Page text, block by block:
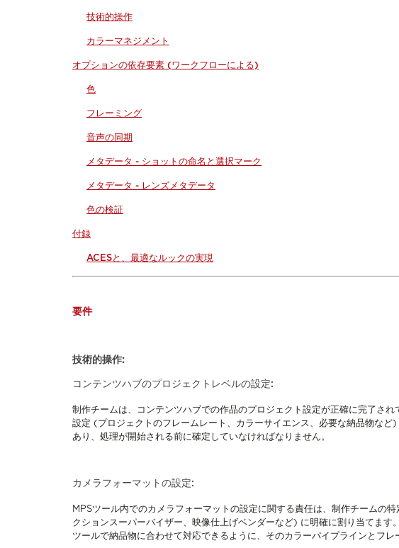
技術的操作
カラーマネジメント
オプションの依存要素 (ワークフローによる)
色
フレーミング
音声の同期
メタデータ - ショットの命名と選択マーク
メタデータ - レンズメタデータ
色の検証
付録
ACESと、最適なルックの実現
要件
技術的操作:
コンテンツハブのプロジェクトレベルの設定:
制作チームは、コンテンツハブでの作品のプロジェクト設定が正確に完了さ
設定 (プロジェクトのフレームレート、カラーサイエンス、必要な納品物な
あり、処理が開始される前に確定していなければなりません。
カメラフォーマットの設定:
MPSツール内でのカメラフォーマットの設定に関する責任は、制作チームの
クションスーパーバイザー、映像仕上げベンダーなど) に明確に割り当てます
ツールで納品物に合わせて対応できるように、そのカラーパイプラインとフレ